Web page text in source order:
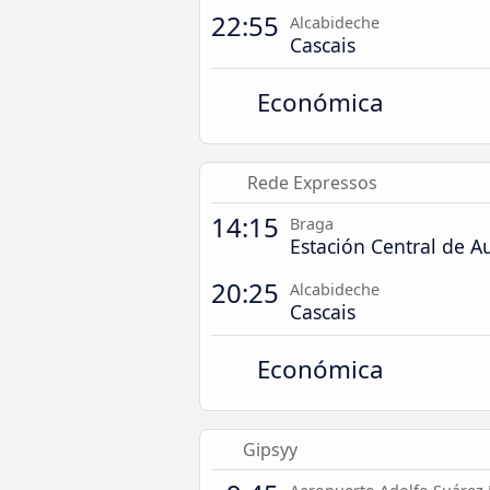
22:55 Alcabideche
Cascais
Económica
Rede Expressos
14:15 Braga
Estación Central de
20:25 Alcabideche
Cascais
Económica
Gipsyy